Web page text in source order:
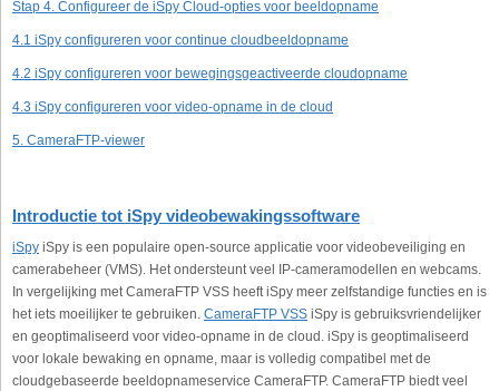
Stap 4. Configureer de iSpy Cloud-opties voor beeldopname
4.1 iSpy configureren voor continue cloudbeeldopname
4.2 iSpy configureren voor bewegingsgeactiveerde cloudopname
4.3 iSpy configureren voor video-opname in de cloud
5. CameraFTP-viewer
Introductie tot iSpy videobewakingssoftware
iSpy iSpy is een populaire open-source applicatie voor videobeveiliging en
camerabeheer (VMS). Het ondersteunt veel IP-cameramodellen en webcams.
In vergelijking met CameraFTP VSS heeft iSpy meer zelfstandige functies en is
het iets moeilijker te gebruiken. CameraFTP VSS iSpy is gebruiksvriendelijker
en geoptimaliseerd voor video-opname in de cloud. iSpy is geoptimaliseerd
voor lokale bewaking en opname, maar is volledig compatibel met de
cloudgebaseerde beeldopnameservice CameraFTP. CameraFTP biedt veel